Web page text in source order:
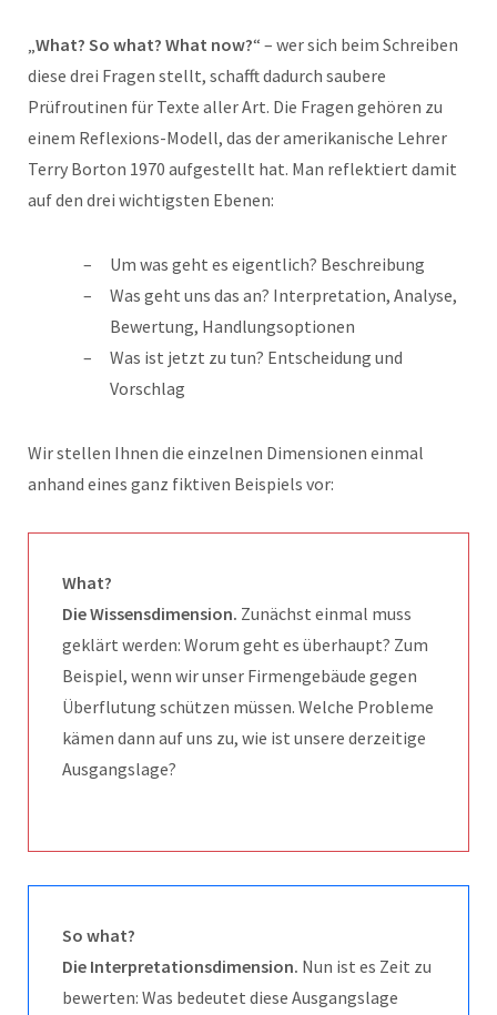
What? So what? What now?“ – wer sich beim Schreiben
diese drei Fragen stellt, schafft dadurch saubere
Prüfroutinen für Texte aller Art. Die Fragen gehören zu
einem Reflexions-Modell, das der amerikanische Lehrer
Terry Borton 1970 aufgestellt hat. Man reflektiert damit
auf den drei wichtigsten Ebenen:
Um was geht es eigentlich? Beschreibung
Was geht uns das an? Interpretation, Analyse,
Bewertung, Handlungsoptionen
Was ist jetzt zu tun? Entscheidung und
Vorschlag
Wir stellen Ihnen die einzelnen Dimensionen einmal
anhand eines ganz fiktiven Beispiels vor:
What?
Die Wissensdimension. Zunächst einmal muss
geklärt werden: Worum geht es überhaupt? Zum
Beispiel, wenn wir unser Firmengebäude gegen
Überflutung schützen müssen. Welche Probleme
kämen dann auf uns zu, wie ist unsere derzeitige
Ausgangslage?
So what?
Die Interpretationsdimension. Nun ist es Zeit zu
bewerten: Was bedeutet diese Ausgangslage